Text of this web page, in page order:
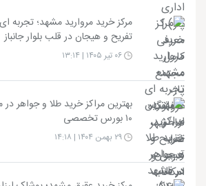
مرکز خرید مروارید مشهد؛ تجربه
تفریح و هیجان در قلب بلوار جانباز
۱۰ بورس تخصصی